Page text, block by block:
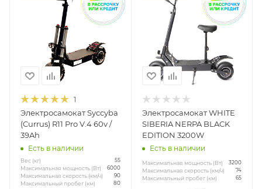
1
Электросамокат Syccyba
(Currus) R11 Pro V.4 60v /
39Ah
Есть в наличии
Вес (кг) 55
Максимальная мощность (Вт) 6000
Максимальная скорость (км/ч) 90
Максимальный пробег (км) 80
Электросамокат WHITE
SIBERIA NERPA BLACK
EDITION 3200W
Есть в наличии
Максимальная мощность (Вт) 3200
Максимальная скорость (км/ч) 74
Максимальный пробег (км) 65